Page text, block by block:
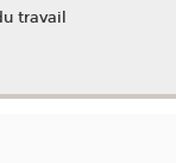
travail